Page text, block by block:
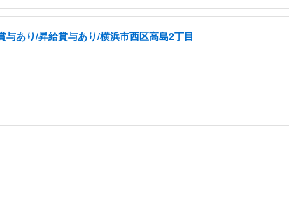
あり/昇給賞与あり/横浜市西区高島2丁目